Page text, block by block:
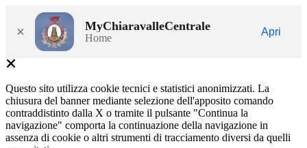
× MyChiaravalleCentrale
Home
Apri
Questo sito utilizza cookie tecnici e statistici anonimizzati. La
chiusura del banner mediante selezione dell'apposito comando
contraddistinto dalla X o tramite il pulsante "Continua la
navigazione" comporta la continuazione della navigazione in
assenza di cookie o altri strumenti di tracciamento diversi da quelli